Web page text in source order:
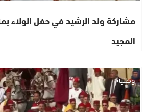
مشاركة ولد الرشيد في حفل الولاء
المجيد
وطنية